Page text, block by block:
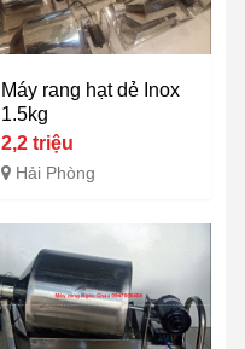
Máy rang hạt dẻ Inox
1.5kg
2,2 triệu
Hải Phòng